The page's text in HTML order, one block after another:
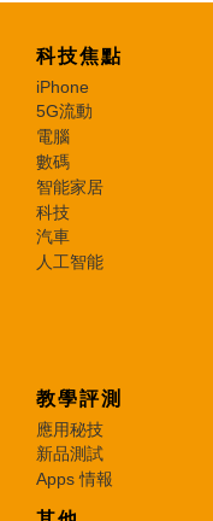
科技焦點
iPhone
5G流動
電腦
數碼
智能家居
科技
汽車
人工智能
教學評測
應用秘技
新品測試
Apps 情報